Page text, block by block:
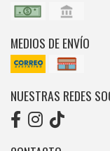
MEDIOS DE ENVÍO
NUESTRAS REDES